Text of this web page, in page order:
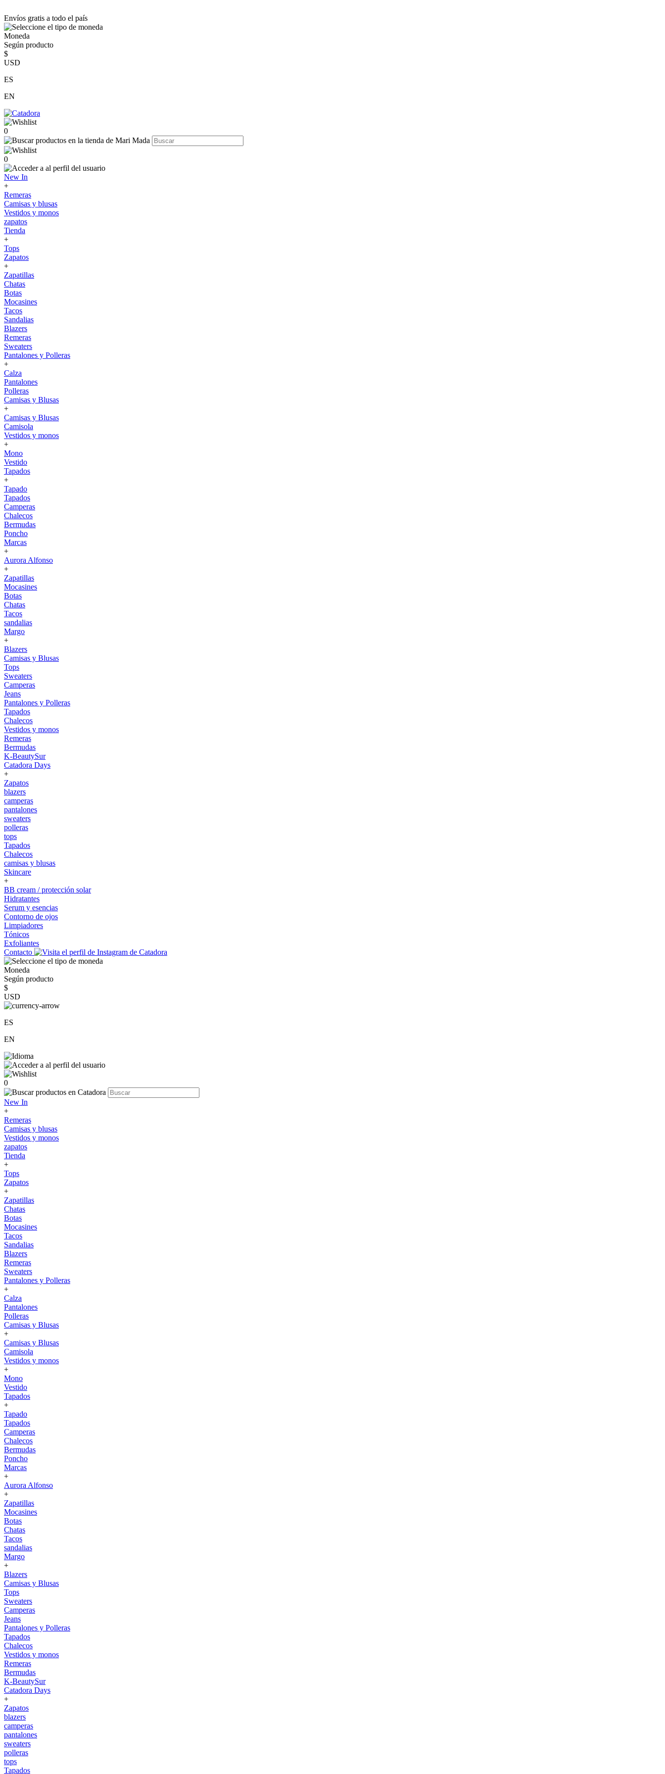
Envíos gratis a todo el país
Moneda
Según producto
$
USD
ES
EN
0
0
New In
+
Remeras
Camisas y blusas
Vestidos y monos
zapatos
Tienda
+
Tops
Zapatos
+
Zapatillas
Chatas
Botas
Mocasines
Tacos
Sandalias
Blazers
Remeras
Sweaters
Pantalones y Polleras
+
Calza
Pantalones
Polleras
Camisas y Blusas
+
Camisas y Blusas
Camisola
Vestidos y monos
+
Mono
Vestido
Tapados
+
Tapado
Tapados
Camperas
Chalecos
Bermudas
Poncho
Marcas
+
Aurora Alfonso
+
Zapatillas
Mocasines
Botas
Chatas
Tacos
sandalias
Margo
+
Blazers
Camisas y Blusas
Tops
Sweaters
Camperas
Jeans
Pantalones y Polleras
Tapados
Chalecos
Vestidos y monos
Remeras
Bermudas
K-BeautySur
Catadora Days
+
Zapatos
blazers
camperas
pantalones
sweaters
polleras
tops
Tapados
Chalecos
camisas y blusas
Skincare
+
BB cream / protección solar
Hidratantes
Serum y esencias
Contorno de ojos
Limpiadores
Tónicos
Exfoliantes
Contacto
Moneda
Según producto
$
USD
ES
EN
0
New In
+
Remeras
Camisas y blusas
Vestidos y monos
zapatos
Tienda
+
Tops
Zapatos
+
Zapatillas
Chatas
Botas
Mocasines
Tacos
Sandalias
Blazers
Remeras
Sweaters
Pantalones y Polleras
+
Calza
Pantalones
Polleras
Camisas y Blusas
+
Camisas y Blusas
Camisola
Vestidos y monos
+
Mono
Vestido
Tapados
+
Tapado
Tapados
Camperas
Chalecos
Bermudas
Poncho
Marcas
+
Aurora Alfonso
+
Zapatillas
Mocasines
Botas
Chatas
Tacos
sandalias
Margo
+
Blazers
Camisas y Blusas
Tops
Sweaters
Camperas
Jeans
Pantalones y Polleras
Tapados
Chalecos
Vestidos y monos
Remeras
Bermudas
K-BeautySur
Catadora Days
+
Zapatos
blazers
camperas
pantalones
sweaters
polleras
tops
Tapados